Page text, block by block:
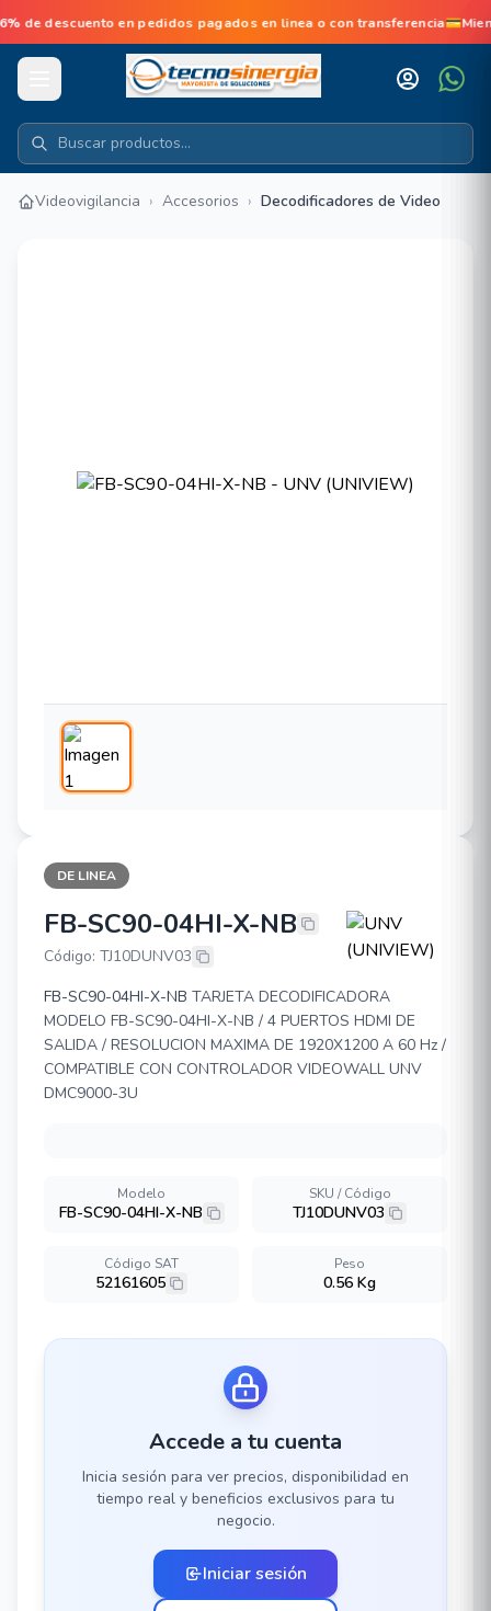
de descuento en pedidos pagados en linea o con
Videovigilancia › Accesorios › Decodificadores de Video
DE LINEA
UNV (UNIVIEW) FB-SC90-04HI-X-
FB-SC90-04HI-X-NB
Código: TJ10DUNV03
FB-SC90-04HI-X-NB TARJETA DECODIFICADORA
MODELO FB-SC90-04HI-X-NB / 4 PUERTOS HDMI DE
SALIDA / RESOLUCION MAXIMA DE 1920X1200 A 60 Hz /
COMPATIBLE CON CONTROLADOR VIDEOWALL UNV
DMC9000-3U
Modelo
FB-SC90-04HI-X-NB
SKU / Código
TJ10DUNV03
Código SAT
52161605
Peso
0.56 Kg
Accede a tu cuenta
Inicia sesión para ver precios, disponibilidad en
tiempo real y beneficios exclusivos para tu
negocio.
Iniciar sesión